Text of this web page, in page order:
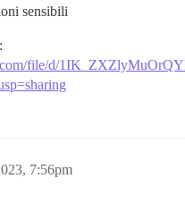
sensibili
file/d/
7:56pm